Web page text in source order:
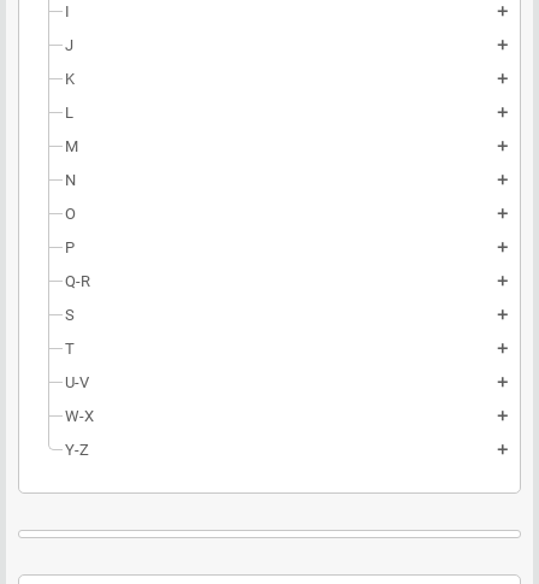
I add
J add
K add
L add
M add
N add
O add
P add
Q-R add
S add
T add
U-V add
W-X add
Y-Z add